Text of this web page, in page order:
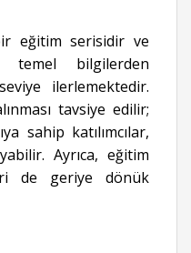
eğitim serisidir ve
temel bilgilerden
ilerlemektedir.
tavsiye edilir;
sahip katılımcılar,
Ayrıca, eğitim
de geriye dönük